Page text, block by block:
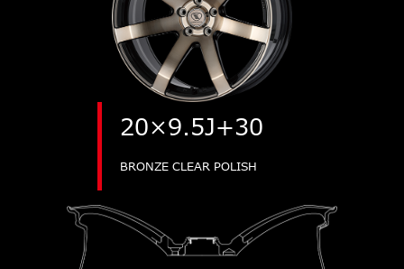
20×9.5J+30
BRONZE CLEAR POLISH